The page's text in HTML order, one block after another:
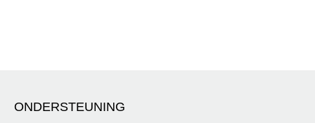
ONDERSTEUNING